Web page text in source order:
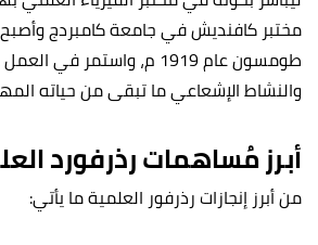
مختبر كافنديش في جامعة كامبردج
طومسون عام 1919 م، واستمر
والنشاط الإشعاعي ما تبقى من حياته
أبرز مُساهمات رذرفورد
من أبرز إنجازات رذرفور العلمية ما يأتي: